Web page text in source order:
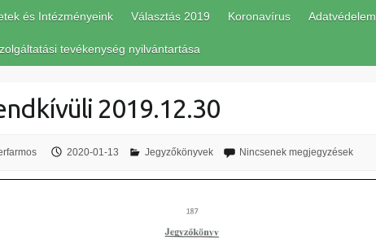
és Intézményeink Választás 2019 Koronavírus Adatvédelem
tevékenység nyilvántartása
2019.12.30
2020-01-13 Jegyzőkönyvek Nincsenek megjegyzések